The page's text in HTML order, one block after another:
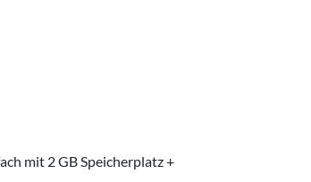
mit 2 GB Speicherplatz +